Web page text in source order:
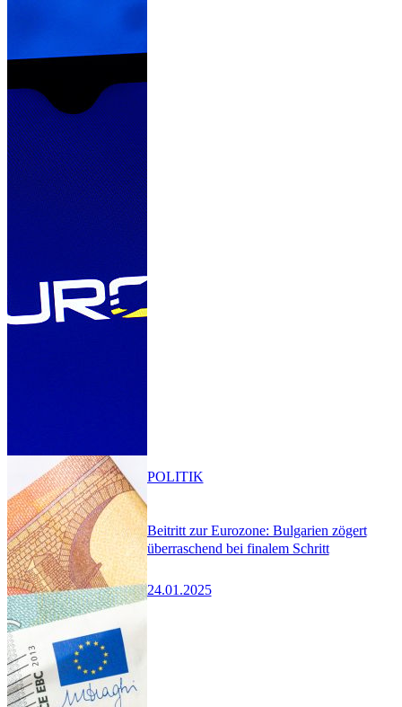
Beitritt zur Eurozone: Bulgarien zögert
überraschend bei finalem Schritt
24.01.2025
POLITIK